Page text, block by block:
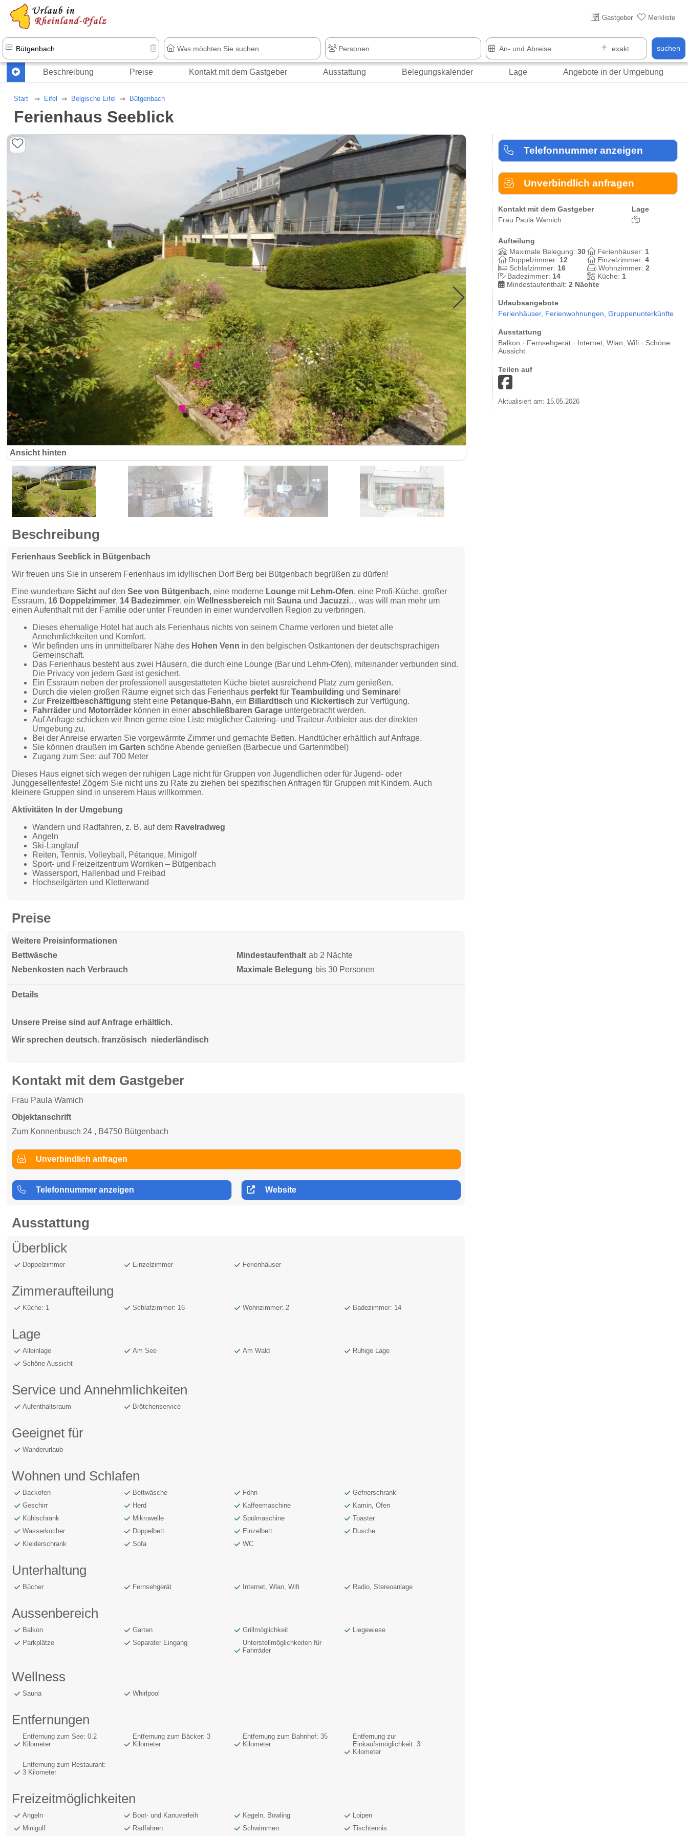
Gastgeber Merkliste
suchen
Über 25 Jahre online
Beschreibung Preise Kontakt mit dem Gastgeber Ausstattung Belegungskalender Lage Angebote in der Umgebung
Start Eifel Belgische Eifel Bütgenbach
Ferienhaus Seeblick
Ansicht hinten
Telefonnummer anzeigen
Unverbindlich anfragen
Kontakt mit dem Gastgeber
Frau Paula Wamich
Lage
Aufteilung
Maximale Belegung: 30 Ferienhäuser: 1
Doppelzimmer: 12 Einzelzimmer:4
Schlafzimmer: 16 Wohnzimmer:2
Badezimmer: 14 Küche: 1
Mindestaufenthalt: 2 Nächte
Urlaubsangebote
Ferienhäuser, Ferienwohnungen, Gruppenunterkünfte
Ausstattung
Balkon · Fernsehgerät · Internet, Wlan, Wifi · Schöne
Aussicht
Teilen auf
Aktualisiert am: 15.05.2026
Beschreibung
Ferienhaus Seeblick in Bütgenbach
Wir freuen uns Sie in unserem Ferienhaus im idyllischen Dorf Berg bei Bütgenbach begrüßen zu dürfen!
Eine wunderbareSicht auf denSee von Bütgenbach, eine moderne Lounge mit Lehm-Ofen, eine Profi-Küche, großer
Essraum, 16 Doppelzimmer, 14 Badezimmer, einWellnessbereich mitSauna undJacuzzi… was will man mehr um
einen Aufenthalt mit der Familie oder unter Freunden in einer wundervollen Region zu verbringen.
Dieses ehemalige Hotel hat auch als Ferienhaus nichts von seinem Charme verloren und bietet alle
Annehmlichkeiten und Komfort.
Wir befinden uns in unmittelbarer Nähe des Hohen Venn in den belgischen Ostkantonen der deutschsprachigen
Gemeinschaft.
Das Ferienhaus besteht aus zwei Häusern, die durch eine Lounge (Bar und Lehm-Ofen), miteinander verbunden sind.
Die Privacy von jedem Gast ist gesichert.
Ein Essraum neben der professionell ausgestatteten Küche bietet ausreichend Platz zum genießen.
Durch die vielen großen Räume eignet sich das Ferienhaus perfekt fürTeambuilding undSeminare!
Zur Freizeitbeschäftigung steht eine Petanque-Bahn, ein Billardtisch und Kickertisch zur Verfügung.
Fahrräder und Motorräder können in einerabschließbaren Garage untergebracht werden.
Auf Anfrage schicken wir Ihnen gerne eine Liste möglicher Catering- und Traiteur-Anbieter aus der direkten
Umgebung zu.
Bei der Anreise erwarten Sie vorgewärmte Zimmer und gemachte Betten. Handtücher erhältlich auf Anfrage.
Sie können draußen imGarten schöne Abende genießen (Barbecue und Gartenmöbel)
Zugang zum See: auf 700 Meter
Dieses Haus eignet sich wegen der ruhigen Lage nicht für Gruppen von Jugendlichen oder für Jugend- oder
Junggesellenfeste! Zögern Sie nicht uns zu Rate zu ziehen bei spezifischen Anfragen für Gruppen mit Kindern. Auch
kleinere Gruppen sind in unserem Haus willkommen.
Aktivitäten In der Umgebung
Wandern und Radfahren, z. B. auf dem Ravelradweg
Angeln
Ski-Langlauf
Reiten, Tennis, Volleyball, Pétanque, Minigolf
Sport- und Freizeitzentrum Worriken – Bütgenbach
Wassersport, Hallenbad und Freibad
Hochseilgärten und Kletterwand
Preise
Weitere Preisinformationen
Bettwäsche
Mindestaufenthalt ab 2 Nächte
Nebenkosten nach Verbrauch
Maximale Belegung bis 30 Personen
Details
Unsere Preise sind auf Anfrage erhältlich.
Wir sprechen deutsch. französisch niederländisch
Kontakt mit dem Gastgeber
Frau Paula Wamich
Objektanschrift
Zum Konnenbusch 24 , B4750 Bütgenbach
Unverbindlich anfragen
Telefonnummer anzeigen Website
Ausstattung
Überblick
Doppelzimmer Einzelzimmer Ferienhäuser
Zimmeraufteilung
Küche: 1 Schlafzimmer: 16 Wohnzimmer: 2 Badezimmer: 14
Lage
Alleinlage Am See Am Wald
Ruhige Lage
Schöne Aussicht
Service und Annehmlichkeiten
Aufenthaltsraum Brötchenservice
Geeignet für
Wanderurlaub
Wohnen und Schlafen
Backofen Bettwäsche Föhn
Gefrierschrank
Geschirr
Herd Kaffeemaschine
Kamin, Ofen
Kühlschrank
Mikrowelle Spülmaschine
Toaster
Wasserkocher
Doppelbett Einzelbett
Dusche
Kleiderschrank
Sofa WC
Unterhaltung
Bücher Fernsehgerät Internet, Wlan, Wifi Radio, Stereoanlage
Aussenbereich
Balkon Garten Grillmöglichkeit
Liegewiese
Parkplätze
Separater Eingang
Unterstellmöglichkeiten für
Fahrräder
Wellness
Sauna Whirlpool
Entfernungen
Entfernung zum See: 0.2
Kilometer
Entfernung zum Bäcker: 3
Kilometer
Entfernung zum Bahnhof: 35
Kilometer
Entfernung zur
Einkaufsmöglichkeit: 3
Kilometer
Entfernung zum Restaurant:
3 Kilometer
Freizeitmöglichkeiten
Angeln Boot- und Kanuverleih Kegeln, Bowling
Loipen
Minigolf
Radfahren Schwimmen Tischtennis